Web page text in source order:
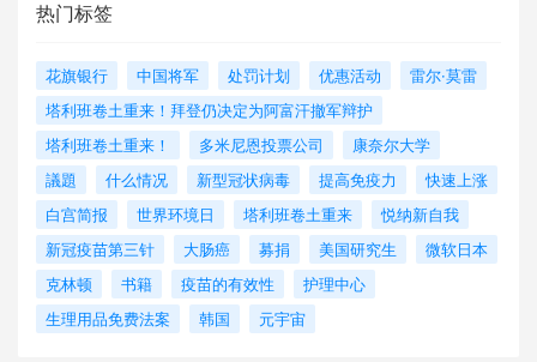
热门标签
花旗银行 中国将军 处罚计划 优惠活动
雷尔·莫雷
塔利班卷土重来！拜登仍决定为阿富汗撤军辩护
塔利班卷土重来！
多米尼恩投票公司
康奈尔大学
議題
什么情况 新型冠状病毒 提高免疫力
快速上涨
白宫简报
世界环境日 塔利班卷土重来
悦纳新自我
新冠疫苗第三针
大肠癌 募捐 美国研究生
微软日本
克林顿
书籍 疫苗的有效性
护理中心
生理用品免费法案
韩国 元宇宙